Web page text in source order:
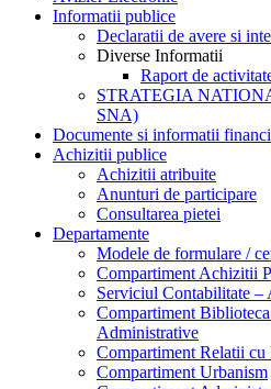
Informatii publice
Declaratii de avere si
Diverse Informatii
Raport de
STRATEGIA
SNA)
Documente si informatii
Achizitii publice
Achizitii atribuite
Anunturi de participare
Consultarea pietei
Departamente
Modele de formulare /
Compartiment Achizitii
Serviciul Contabilitate –
Compartiment
Administrative
Compartiment Relatii cu
Compartiment Urbanism